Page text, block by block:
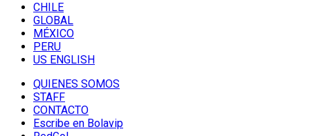
CHILE
GLOBAL
MÉXICO
PERU
US ENGLISH
QUIENES SOMOS
STAFF
CONTACTO
Escribe en Bolavip